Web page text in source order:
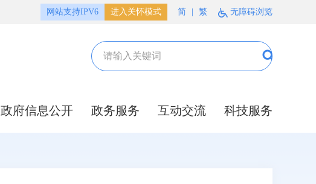
网站支持IPV6 进入关怀模式 简 繁 无障碍浏览
政府信息公开 政务服务 互动交流 科技服务